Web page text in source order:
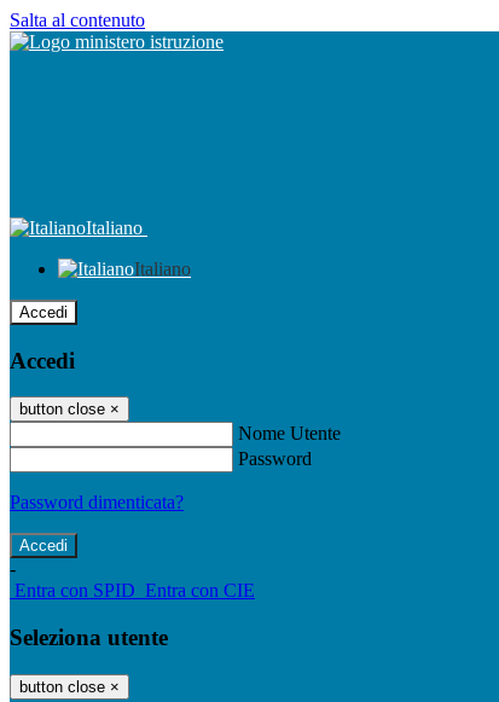
Salta al contenuto
Italiano
Italiano
Accedi
Accedi
button close ×
Nome Utente
Password
Password dimenticata?
-
Entra con SPID Entra con CIE
Seleziona utente
button close ×